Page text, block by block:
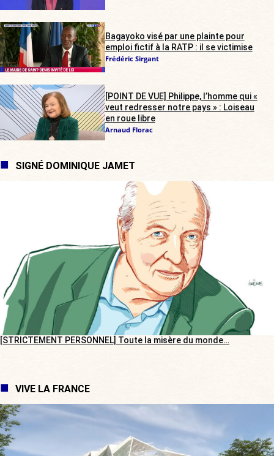
Bagayoko visé par une plainte pour
emploi fictif à la RATP : il se victimise
Frédéric Sirgant
[POINT DE VUE] Philippe, l’homme qui «
veut redresser notre pays » : Loiseau
en roue libre
Arnaud Florac
SIGNÉ DOMINIQUE JAMET
[STRICTEMENT PERSONNEL] Toute la misère du monde…
VIVE LA FRANCE